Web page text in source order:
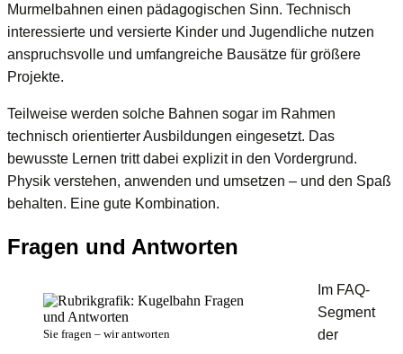
Murmelbahnen einen pädagogischen Sinn. Technisch
interessierte und versierte Kinder und Jugendliche nutzen
anspruchsvolle und umfangreiche Bausätze für größere
Projekte.
Teilweise werden solche Bahnen sogar im Rahmen
technisch orientierter Ausbildungen eingesetzt. Das
bewusste Lernen tritt dabei explizit in den Vordergrund.
Physik verstehen, anwenden und umsetzen – und den Spaß
behalten. Eine gute Kombination.
Fragen und Antworten
Sie fragen – wir antworten
Im FAQ-
Segment
der